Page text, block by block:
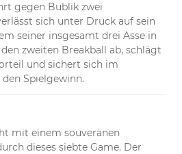
gegen Bublik zwei
sich unter Druck auf sein
seiner insgesamt drei Asse in
zweiten Breakball ab, schlägt
und sichert sich im
Spielgewinn.
mit einem souveränen
dieses siebte Game. Der